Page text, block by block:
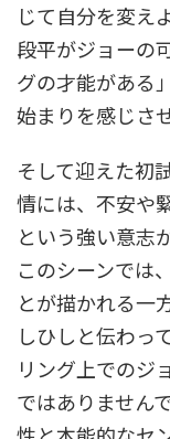
じて自分を変え
段平がジョーの
グの才能がある
始まりを感じさ
そして迎えた初
情には、不安や
という強い意志
このシーンでは
とが描かれる一
しひしと伝わっ
リング上でのジ
ではありません